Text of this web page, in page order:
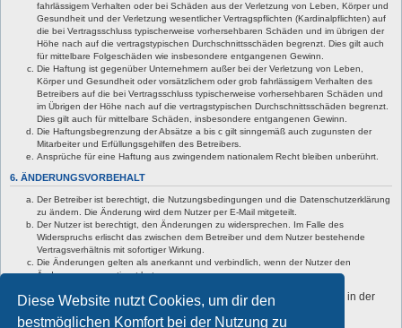
Diese Website nutzt Cookies, um dir den
bestmöglichen Komfort bei der Nutzung zu
fahrlässigem Verhalten oder bei Schäden aus der Verletzung von Leben, Körper und
Gesundheit und der Verletzung wesentlicher Vertragspflichten (Kardinalpflichten) auf
die bei Vertragsschluss typischerweise vorhersehbaren Schäden und im übrigen der
Höhe nach auf die vertragstypischen Durchschnittsschäden begrenzt. Dies gilt auch
für mittelbare Folgeschäden wie insbesondere entgangenen Gewinn.
Die Haftung ist gegenüber Unternehmern außer bei der Verletzung von Leben,
Körper und Gesundheit oder vorsätzlichem oder grob fahrlässigem Verhalten des
Betreibers auf die bei Vertragsschluss typischerweise vorhersehbaren Schäden und
im Übrigen der Höhe nach auf die vertragstypischen Durchschnittsschäden begrenzt.
Dies gilt auch für mittelbare Schäden, insbesondere entgangenen Gewinn.
Die Haftungsbegrenzung der Absätze a bis c gilt sinngemäß auch zugunsten der
Mitarbeiter und Erfüllungsgehilfen des Betreibers.
Ansprüche für eine Haftung aus zwingendem nationalem Recht bleiben unberührt.
6. ÄNDERUNGSVORBEHALT
Der Betreiber ist berechtigt, die Nutzungsbedingungen und die Datenschutzerklärung
zu ändern. Die Änderung wird dem Nutzer per E-Mail mitgeteilt.
Der Nutzer ist berechtigt, den Änderungen zu widersprechen. Im Falle des
Widerspruchs erlischt das zwischen dem Betreiber und dem Nutzer bestehende
Vertragsverhältnis mit sofortiger Wirkung.
Die Änderungen gelten als anerkannt und verbindlich, wenn der Nutzer den
Änderungen zugestimmt hat.
Informationen über den Umgang mit deinen persönlichen Daten sind in der